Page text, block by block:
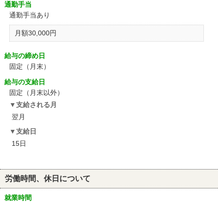
通勤手当
通勤手当あり
月額30,000円
給与の締め日
固定（月末）
給与の支給日
固定（月末以外）
支給される月
翌月
支給日
15日
労働時間、休日について
就業時間